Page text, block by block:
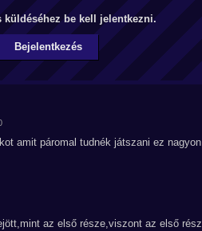
küldéséhez be kell jelentkezni.
Bejelentkezés
amit páromal tudnék játszani ez
az első része,viszont az első